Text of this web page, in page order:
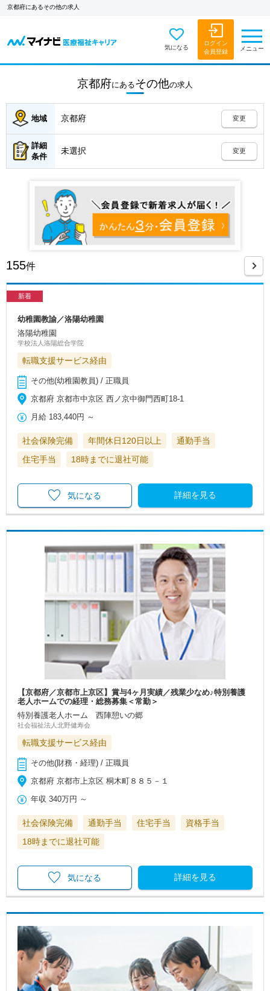
京都府にあるその他の求人
気になる
ログイン
会員登録
メニュー
京都府にあるその他の求人
地域 京都府 変更
詳細
条件
未選択 変更
155件
新着
幼稚園教諭／洛陽幼稚園
洛陽幼稚園
学校法人洛陽総合学院
転職支援サービス経由
その他(幼稚園教員) / 正職員
京都府 京都市中京区 西ノ京中御門西町18-1
月給 183,440円 ～
社会保険完備 年間休日120日以上
通勤手当
住宅手当
18時までに退社可能
詳細を見る
気になる
【京都府／京都市上京区】賞与4ヶ月実績／残業少なめ♪特別養護
老人ホームでの経理・総務募集＜常勤＞
特別養護老人ホーム 西陣憩いの郷
社会福祉法人北野健寿会
転職支援サービス経由
その他(財務・経理) / 正職員
京都府 京都市上京区 桐木町８８５－１
年収 340万円 ～
社会保険完備 通勤手当 住宅手当
資格手当
18時までに退社可能
詳細を見る
気になる